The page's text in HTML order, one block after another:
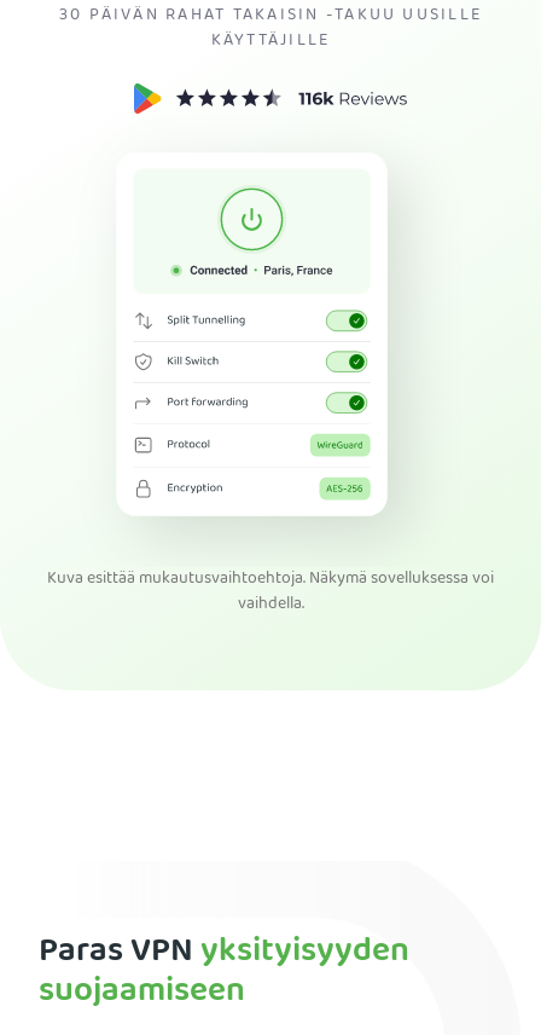
30 PÄIVÄN RAHAT TAKAISIN -TAKUU UUSILLE
KÄYTTÄJILLE
Kuva esittää mukautusvaihtoehtoja. Näkymä sovelluksessa voi
vaihdella.
Paras VPNyksityisyyden
suojaamiseen